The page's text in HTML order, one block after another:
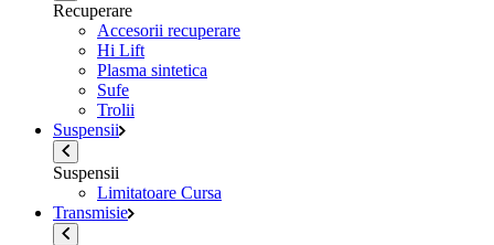
Recuperare
Accesorii recuperare
Hi Lift
Plasma sintetica
Sufe
Trolii
Suspensii
Suspensii
Limitatoare Cursa
Transmisie